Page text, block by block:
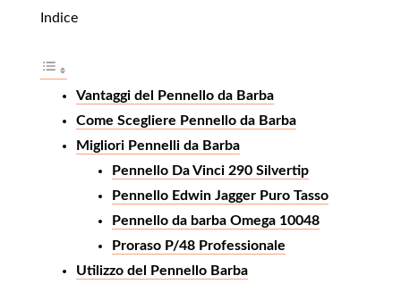
Indice
Vantaggi del Pennello da Barba
Come Scegliere Pennello da Barba
Migliori Pennelli da Barba
Pennello Da Vinci 290 Silvertip
Pennello Edwin Jagger Puro Tasso
Pennello da barba Omega 10048
Proraso P/48 Professionale
Utilizzo del Pennello Barba